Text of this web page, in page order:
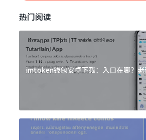
热门阅读
imtoken钱包安卓下载：入口在哪？老